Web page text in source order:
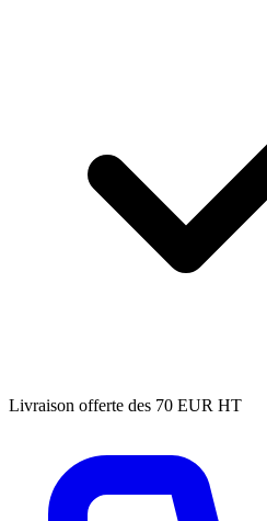
Livraison offerte des 70 EUR HT